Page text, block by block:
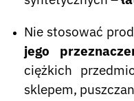
Nie stosować
jego
ciężkich
sklepem,